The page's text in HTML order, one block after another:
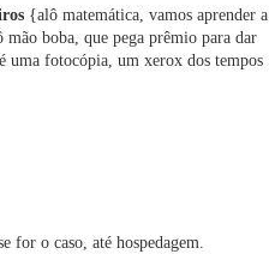
{alô matemática, vamos aprender a
mão boba, que pega prêmio para dar
fotocópia, um xerox dos tempos
for o caso, até hospedagem.